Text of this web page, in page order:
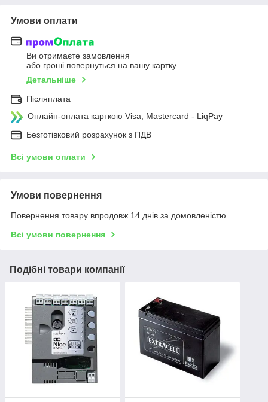
Умови оплати
Ви отримаєте замовлення
або гроші повернуться на вашу картку
Детальніше
Післяплата
Онлайн-оплата карткою Visa, Mastercard - LiqPay
Безготівковий розрахунок з ПДВ
Всі умови оплати
Умови повернення
Повернення товару впродовж 14 днів за домовленістю
Всі умови повернення
Подібні товари компанії